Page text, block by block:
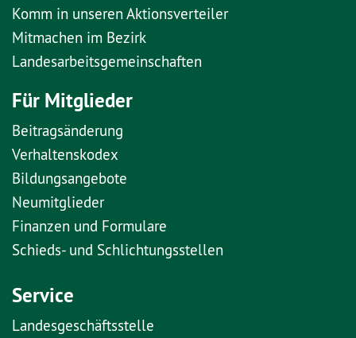
Komm in unseren Aktionsverteiler
Mitmachen im Bezirk
Landesarbeitsgemeinschaften
Für Mitglieder
Beitragsänderung
Verhaltenskodex
Bildungsangebote
Neumitglieder
Finanzen und Formulare
Schieds- und Schlichtungsstellen
Service
Landesgeschäftsstelle